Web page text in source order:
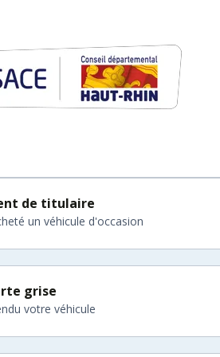
de titulaire
un véhicule d'occasion
grise
votre véhicule